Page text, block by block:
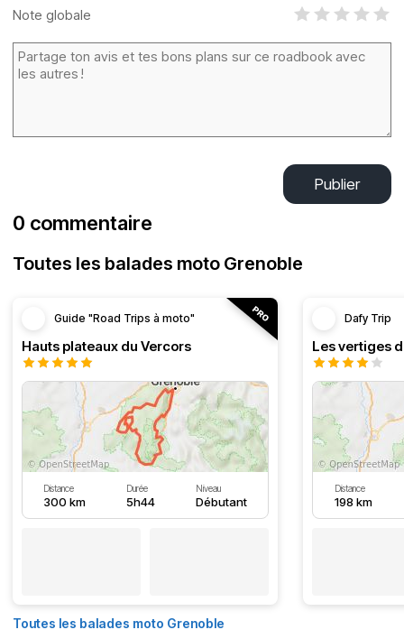
Note globale
Publier
0 commentaire
Toutes les balades moto Grenoble
Guide "Road Trips à moto"
Hauts plateaux du Vercors
Distance
300 km
Durée
5h44
Niveau
Débutant
Dafy Trip
Les vertiges
Distance
198 km
Toutes les balades moto Grenoble